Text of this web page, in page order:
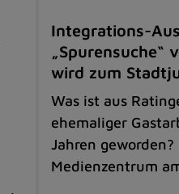
Integrations-
„Spurensuche“
wird zum
Was ist aus
ehemaliger
Jahren
Medienzentrum